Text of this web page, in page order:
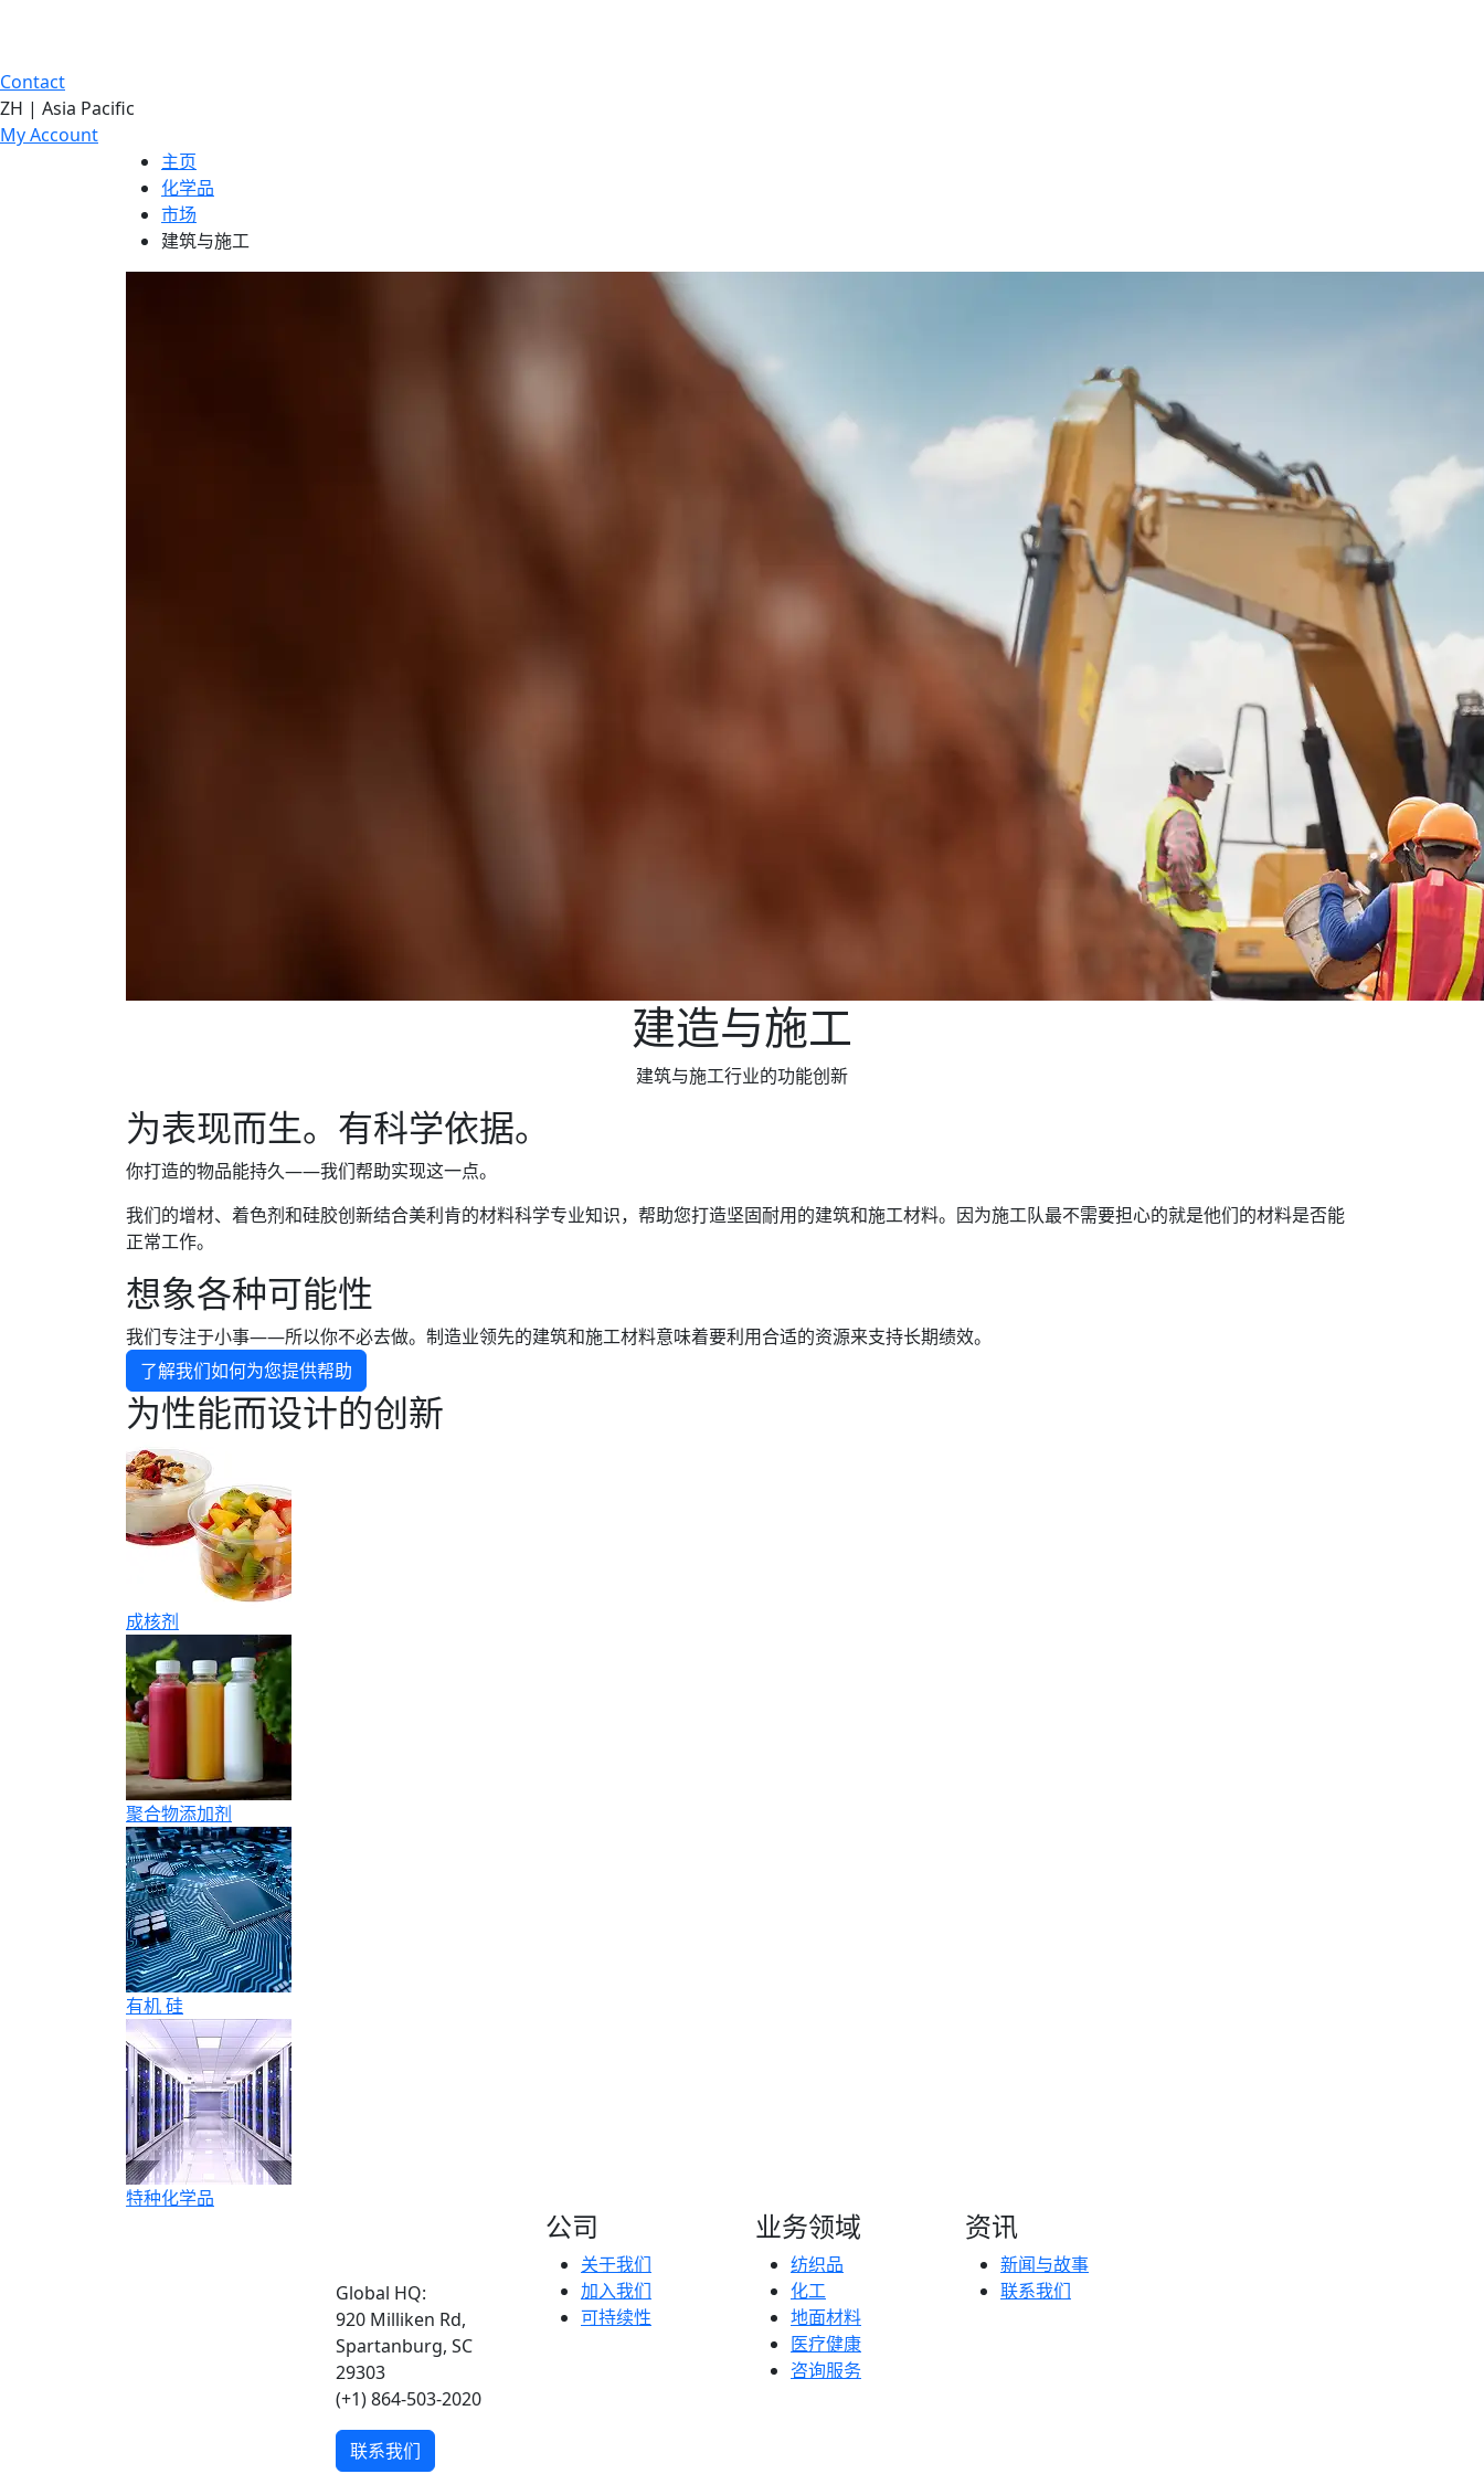
Contact
ZH | Asia Pacific
My Account
主页
化学品
市场
建筑与施工
建造与施工
建筑与施工行业的功能创新
为表现而生。有科学依据。
你打造的物品能持久——我们帮助实现这一点。
我们的增材、着色剂和硅胶创新结合美利肯的材料科学专业知识，帮助您打造坚固耐用的建筑和施工材料。因为施工队最不需要担心的就是他们的材料是否能
正常工作。
想象各种可能性
我们专注于小事——所以你不必去做。制造业领先的建筑和施工材料意味着要利用合适的资源来支持长期绩效。
了解我们如何为您提供帮助
为性能而设计的创新
成核剂
聚合物添加剂
有机 硅
特种化学品
Global HQ:
920 Milliken Rd,
Spartanburg, SC
29303
(+1) 864-503-2020
联系我们
公司
关于我们
加入我们
可持续性
业务领域
纺织品
化工
地面材料
医疗健康
咨询服务
资讯
新闻与故事
联系我们